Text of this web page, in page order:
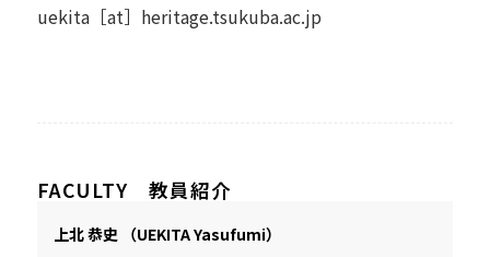
uekita［at］heritage.tsukuba.ac.jp
FACULTY 教員紹介
上北 恭史 （UEKITA Yasufumi）